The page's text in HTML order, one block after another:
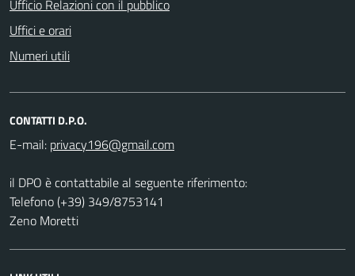
Ufficio Relazioni con il pubblico
Uffici e orari
Numeri utili
CONTATTI D.P.O.
E-mail:
il DPO è contattabile al seguente riferimento:
Telefono (+39) 349/8753141
Zeno Moretti